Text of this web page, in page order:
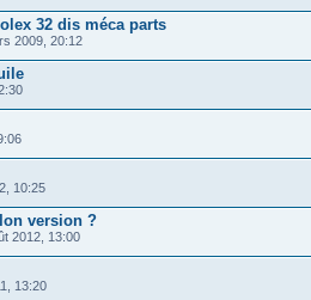
32 dis méca parts
2009, 20:12
10:25
version ?
2012, 13:00
13:20